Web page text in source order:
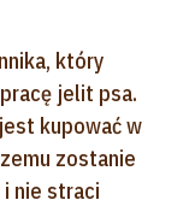
który
jelit psa.
kupować w
zostanie
i nie straci